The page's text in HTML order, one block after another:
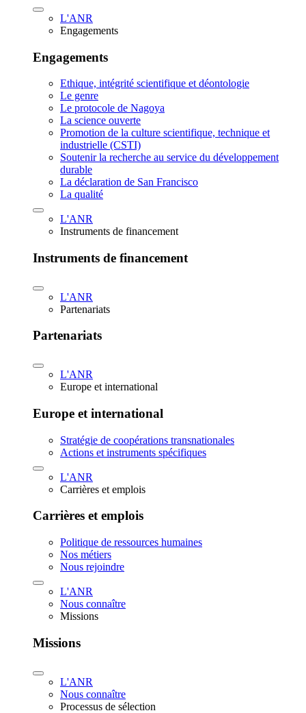
L'ANR
Engagements
Engagements
Ethique, intégrité scientifique et déontologie
Le genre
Le protocole de Nagoya
La science ouverte
Promotion de la culture scientifique, technique et
industrielle (CSTI)
Soutenir la recherche au service du développement
durable
La déclaration de San Francisco
La qualité
L'ANR
Instruments de financement
Instruments de financement
L'ANR
Partenariats
Partenariats
L'ANR
Europe et international
Europe et international
Stratégie de coopérations transnationales
Actions et instruments spécifiques
L'ANR
Carrières et emplois
Carrières et emplois
Politique de ressources humaines
Nos métiers
Nous rejoindre
L'ANR
Nous connaître
Missions
Missions
L'ANR
Nous connaître
Processus de sélection